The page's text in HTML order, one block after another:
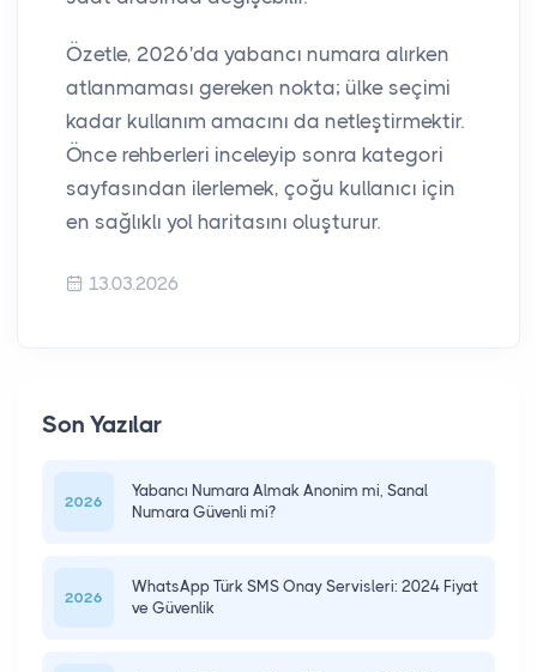
Özetle, 2026'da yabancı numara alırken
atlanmaması gereken nokta; ülke seçimi
kadar kullanım amacını da netleştirmektir.
Önce rehberleri inceleyip sonra kategori
sayfasından ilerlemek, çoğu kullanıcı için
en sağlıklı yol haritasını oluşturur.
13.03.2026
Son Yazılar
2026
Yabancı Numara Almak Anonim mi, Sanal
Numara Güvenli mi?
2026
WhatsApp Türk SMS Onay Servisleri: 2024 Fiyat
ve Güvenlik